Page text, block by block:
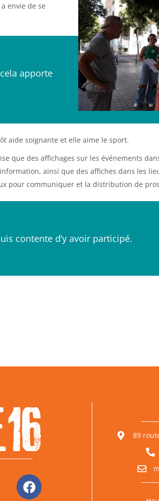
envie de se
apporte
aide soignante et elle aime le sport.
que des affichages sur les événements
ainsi que des affiches dans les
pour communiquer et la distribution de
contente d’y avoir participé.
89